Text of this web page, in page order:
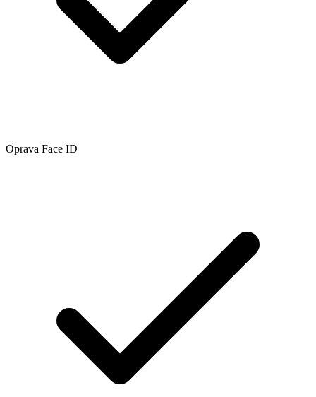
Oprava Face ID